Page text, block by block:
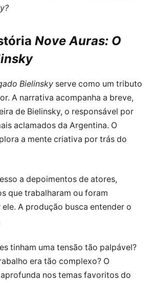
Nove Auras: O
Bielinsky serve como um tributo
A narrativa acompanha a breve,
de Bielinsky, o responsável por
aclamados da Argentina. O
a mente criativa por trás do
a depoimentos de atores,
que trabalharam ou foram
A produção busca entender o
tinham uma tensão tão palpável?
era tão complexo? O
nos temas favoritos do